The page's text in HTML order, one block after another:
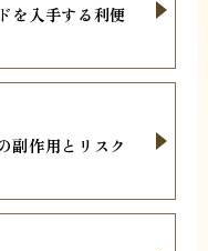
を入手する利便
副作用とリスク